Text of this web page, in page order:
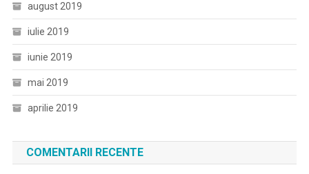
august 2019
iulie 2019
iunie 2019
mai 2019
aprilie 2019
COMENTARII RECENTE